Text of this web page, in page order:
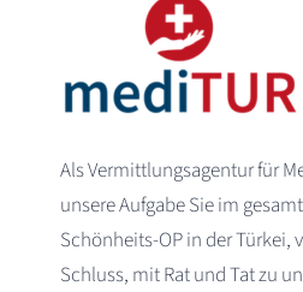
Als Vermittlungsagentur für
unsere Aufgabe Sie im
Schönheits-OP in der Türkei,
Schluss, mit Rat und Tat zu